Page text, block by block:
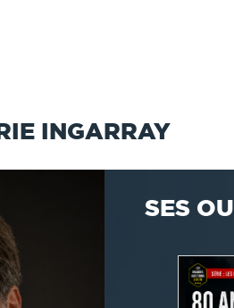
INGARRAY
SES